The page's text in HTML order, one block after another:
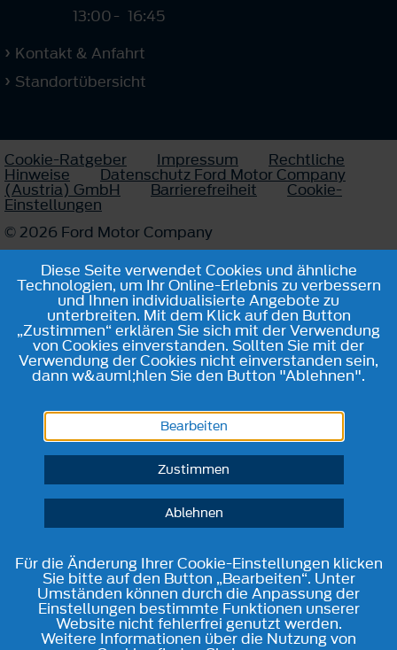
13:00- 16:45
Kontakt & Anfahrt
Standortübersicht
Cookie-Ratgeber Impressum Rechtliche
Hinweise Datenschutz Ford Motor Company
(Austria) GmbH Barrierefreiheit Cookie-
Einstellungen
© 2026 Ford Motor Company
Diese Seite verwendet Cookies und ähnliche
Technologien, um Ihr Online-Erlebnis zu verbessern
und Ihnen individualisierte Angebote zu
unterbreiten. Mit dem Klick auf den Button
„Zustimmen“ erklären Sie sich mit der Verwendung
von Cookies einverstanden. Sollten Sie mit der
Verwendung der Cookies nicht einverstanden sein,
dann w&auml;hlen Sie den Button "Ablehnen".
Bearbeiten
Zustimmen
Ablehnen
Für die Änderung Ihrer Cookie-Einstellungen klicken
Sie bitte auf den Button „Bearbeiten“. Unter
Umständen können durch die Anpassung der
Einstellungen bestimmte Funktionen unserer
Website nicht fehlerfrei genutzt werden.
Weitere Informationen über die Nutzung von